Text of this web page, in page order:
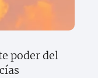
poder del